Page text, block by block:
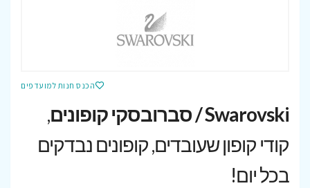
הכנס חנות למועדפים
Swarovski / סברובסקי קופונים
,
קודי קופון שעובדים, קופונים נבדקים
בכל יום!